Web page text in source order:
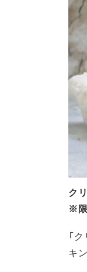
ク
※
「
キ